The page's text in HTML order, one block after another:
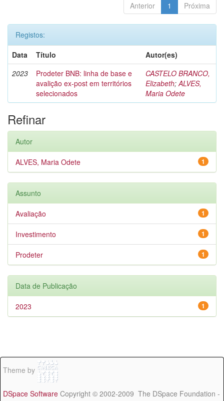
Anterior 1 Próxima
Registos:
Data
Título
Autor(es)
2023
Prodeter BNB: linha de base e
avalição ex-post em territórios
selecionados
CASTELO BRANCO,
Elizabeth;ALVES,
Maria Odete
Refinar
Autor
1
ALVES, Maria Odete
Assunto
1
Avaliação
1
Investimento
1
Prodeter
Data de Publicação
1
2023
Theme by
DSpace Software Copyright © 2002-2009 The DSpace Foundation -